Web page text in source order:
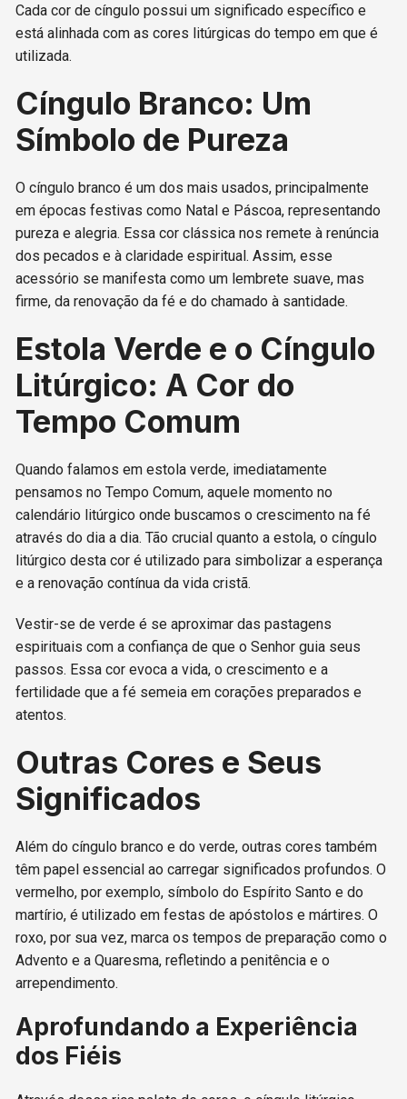
Cada cor de cíngulo possui um significado específico e
está alinhada com as cores litúrgicas do tempo em que é
utilizada.
Cíngulo Branco: Um
Símbolo de Pureza
O cíngulo branco é um dos mais usados, principalmente
em épocas festivas como Natal e Páscoa, representando
pureza e alegria. Essa cor clássica nos remete à renúncia
dos pecados e à claridade espiritual. Assim, esse
acessório se manifesta como um lembrete suave, mas
firme, da renovação da fé e do chamado à santidade.
Estola Verde e o Cíngulo
Litúrgico: A Cor do
Tempo Comum
Quando falamos em estola verde, imediatamente
pensamos no Tempo Comum, aquele momento no
calendário litúrgico onde buscamos o crescimento na fé
através do dia a dia. Tão crucial quanto a estola, o cíngulo
litúrgico desta cor é utilizado para simbolizar a esperança
e a renovação contínua da vida cristã.
Vestir-se de verde é se aproximar das pastagens
espirituais com a confiança de que o Senhor guia seus
passos. Essa cor evoca a vida, o crescimento e a
fertilidade que a fé semeia em corações preparados e
atentos.
Outras Cores e Seus
Significados
Além do cíngulo branco e do verde, outras cores também
têm papel essencial ao carregar significados profundos. O
vermelho, por exemplo, símbolo do Espírito Santo e do
martírio, é utilizado em festas de apóstolos e mártires. O
roxo, por sua vez, marca os tempos de preparação como o
Advento e a Quaresma, refletindo a penitência e o
arrependimento.
Aprofundando a Experiência
dos Fiéis